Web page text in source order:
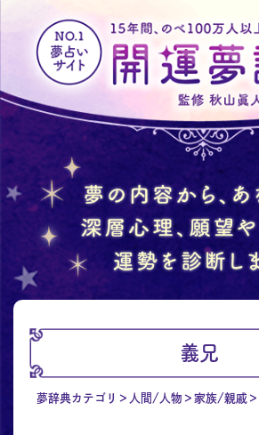
義兄
夢辞典カテゴリ 人間/人物 家族/親戚